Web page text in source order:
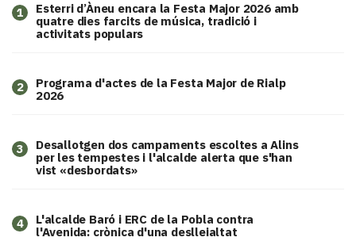
1
Esterri d’Àneu encara la Festa Major 2026 amb
quatre dies farcits de música, tradició i
activitats populars
2
Programa d'actes de la Festa Major de Rialp
2026
3
​Desallotgen dos campaments escoltes a Alins
per les tempestes i l'alcalde alerta que s'han
vist «desbordats»
4
L'alcalde Baró i ERC de la Pobla contra
l'Avenida: crònica d'una deslleialtat